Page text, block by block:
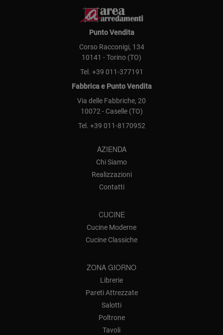
Punto Vendita
Corso Racconigi, 134
10141 - Torino (TO)
Tel. +39 011-377191
Fabbrica e Punto Vendita
Via delle Fabbriche, 20
10072 - Caselle (TO)
Tel. +39 011-8170952
AZIENDA
Chi Siamo
Realizzazioni
Contatti
CUCINE
Cucine Moderne
Cucine Classiche
ZONA GIORNO
Librerie
Pareti Attrezzate
Salotti
Poltrone
Tavoli